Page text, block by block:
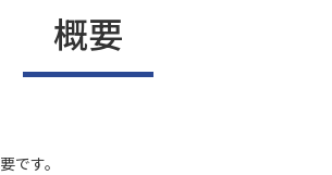
概要
です。